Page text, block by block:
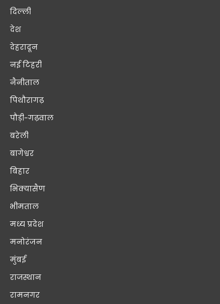
दिल्ली
देश
देहरादून
नई टिहरी
नैनीताल
पिथौरागढ़
पौड़ी-गढ़वाल
बरेली
बागेश्वर
बिहार
भिक्यासैण
भीमताल
मध्य प्रदेश
मनोरंजन
मुंबई
राजस्थान
रामनगर